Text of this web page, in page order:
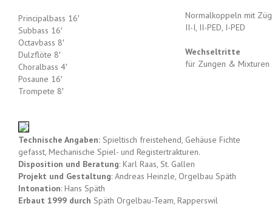
Principalbass 16′
Subbass 16′
Octavbass 8′
Dulzflöte 8′
Choralbass 4′
Posaune 16′
Trompete 8′
Normalkoppeln mit
II-I, II-PED, I-PED
Wechseltritte
für Zungen & Mixturen
Technische Angaben: Spieltisch freistehend, Gehäuse Fichte
gefasst, Mechanische Spiel- und Registertrakturen.
Disposition und Beratung: Karl Raas, St. Gallen
Projekt und Gestaltung: Andreas Heinzle, Orgelbau Späth
Intonation: Hans Späth
Erbaut 1999 durch Späth Orgelbau-Team, Rapperswil